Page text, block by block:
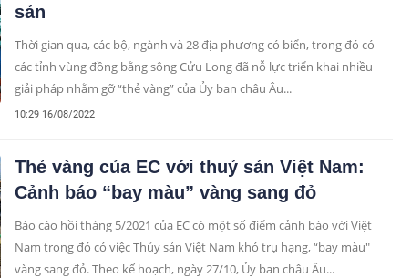
sản
Thời gian qua, các bộ, ngành và 28 địa phương có biển, trong đó có
các tỉnh vùng đồng bằng sông Cửu Long đã nỗ lực triển khai nhiều
giải pháp nhằm gỡ “thẻ vàng” của Ủy ban châu Âu...
10:29 16/08/2022
Thẻ vàng của EC với thuỷ sản Việt Nam:
Cảnh báo “bay màu” vàng sang đỏ
Báo cáo hồi tháng 5/2021 của EC có một số điểm cảnh báo với Việt
Nam trong đó có việc Thủy sản Việt Nam khó trụ hạng, “bay màu"
vàng sang đỏ. Theo kế hoạch, ngày 27/10, Ủy ban châu Âu...